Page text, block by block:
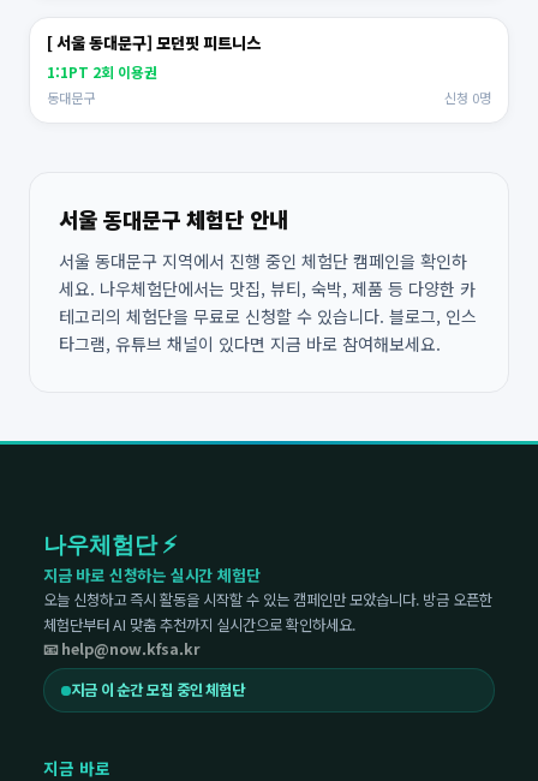
[ 서울 동대문구] 모던핏 피트니스
1:1PT 2회 이용권
동대문구 신청 0명
서울 동대문구 체험단 안내
서울 동대문구 지역에서 진행 중인 체험단 캠페인을 확인하
세요. 나우체험단에서는 맛집, 뷰티, 숙박, 제품 등 다양한 카
테고리의 체험단을 무료로 신청할 수 있습니다. 블로그, 인스
타그램, 유튜브 채널이 있다면 지금 바로 참여해보세요.
나우체험단 ⚡
지금 바로 신청하는 실시간 체험단
오늘 신청하고 즉시 활동을 시작할 수 있는 캠페인만 모았습니다. 방금 오픈한
체험단부터 AI 맞춤 추천까지 실시간으로 확인하세요.
📧 help@now.kfsa.kr
지금 이 순간 모집 중인 체험단
지금 바로